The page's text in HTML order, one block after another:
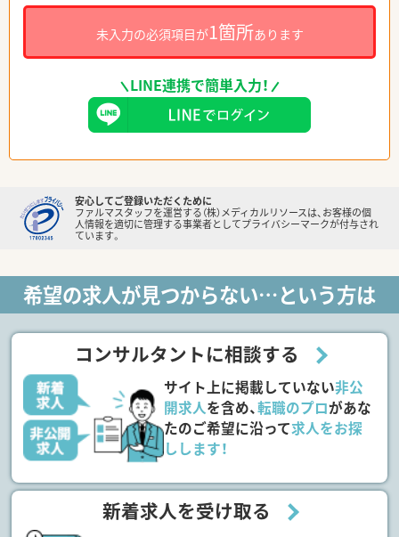
未入力の必須項目が1箇所あります
LINE連携で簡単入力！
安心してご登録いただくために
ファルマスタッフを運営する（株）メディカルリソースは、お客様の個
人情報を適切に管理する事業者としてプライバシーマークが付与され
ています。
希望の求人が見つからない…という方は
コンサルタントに相談する
サイト上に掲載していない非公
開求人を含め、転職のプロがあな
たのご希望に沿って求人をお探
しします！
新着求人を受け取る